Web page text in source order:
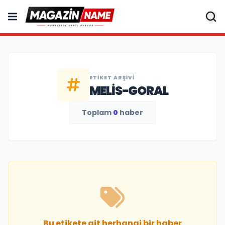
ETIKET ARŞIVI
MELIS-GORAL
Toplam 0 haber